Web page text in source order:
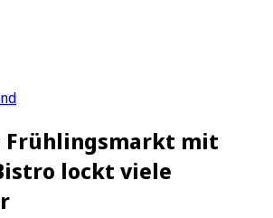
Frühlingsmarkt mit
lockt viele